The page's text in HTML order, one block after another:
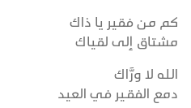
كم من فقير يا ذاك
مشتاق إلى لقياك
الله لا ورَّاك
دمع الفقـير في العيـد